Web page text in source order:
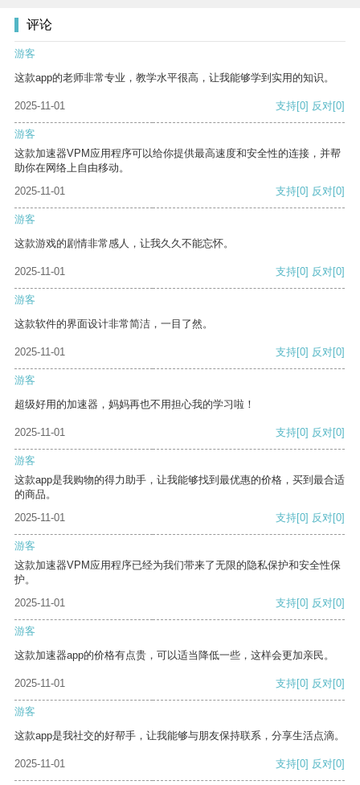
评论
游客
这款app的老师非常专业，教学水平很高，让我能够学到实用的知识。
2025-11-01 支持[0] 反对[0]
游客
这款加速器VPM应用程序可以给你提供最高速度和安全性的连接，并帮
助你在网络上自由移动。
2025-11-01
支持[0] 反对[0]
游客
这款游戏的剧情非常感人，让我久久不能忘怀。
2025-11-01 支持[0] 反对[0]
游客
这款软件的界面设计非常简洁，一目了然。
2025-11-01 支持[0] 反对[0]
游客
超级好用的加速器，妈妈再也不用担心我的学习啦！
2025-11-01 支持[0] 反对[0]
游客
这款app是我购物的得力助手，让我能够找到最优惠的价格，买到最合适
的商品。
2025-11-01
支持[0] 反对[0]
游客
这款加速器VPM应用程序已经为我们带来了无限的隐私保护和安全性保
护。
2025-11-01
支持[0] 反对[0]
游客
这款加速器app的价格有点贵，可以适当降低一些，这样会更加亲民。
2025-11-01 支持[0] 反对[0]
游客
这款app是我社交的好帮手，让我能够与朋友保持联系，分享生活点滴。
2025-11-01 支持[0] 反对[0]